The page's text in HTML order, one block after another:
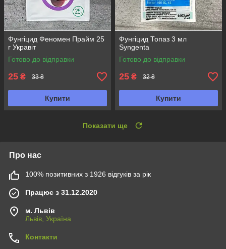
Фунгіцид Феномен Прайм 25
г Укравіт
Готово до відправки
25 ₴ 33 ₴
Купити
Фунгіцид Топаз 3 мл
Syngenta
Готово до відправки
25 ₴ 32 ₴
Купити
Показати ще
Про нас
100% позитивних з 1926 відгуків за рік
Працює з 31.12.2020
м. Львів
Львів, Україна
Контакти